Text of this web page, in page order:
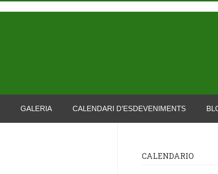
GALERIA CALENDARI D’ESDEVENIMENTS
CALENDARIO